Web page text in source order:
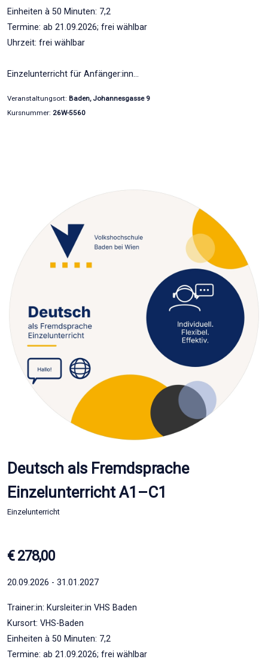
Einheiten à 50 Minuten: 7,2
Termine: ab 21.09.2026; frei wählbar
Uhrzeit: frei wählbar
Einzelunterricht für Anfänger:inn…
Veranstaltungsort: Baden, Johannesgasse 9
Kursnummer: 26W-5560
Deutsch als Fremdsprache
Einzelunterricht A1–C1
Einzelunterricht
€ 278,00
20.09.2026 - 31.01.2027
Trainer:in: Kursleiter:in VHS Baden
Kursort: VHS-Baden
Einheiten à 50 Minuten: 7,2
Termine: ab 21.09.2026; frei wählbar